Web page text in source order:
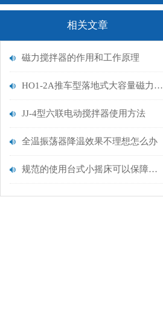
相关文章
磁力搅拌器的作用和工作原理
HO1-2A推车型落地式大容量磁力搅拌器使用方法
JJ-4型六联电动搅拌器使用方法
全温振荡器降温效果不理想怎么办
规范的使用台式小摇床可以保障其良好效果